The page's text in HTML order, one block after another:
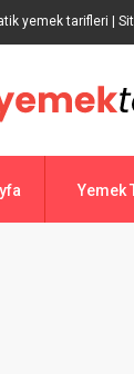
yemek tarifleri |
Yemek